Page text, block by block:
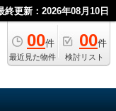
終更新：2026年08月10日
00件
最近見た物件
00件
検討リスト